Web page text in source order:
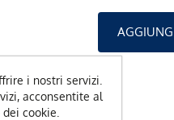
i nostri servizi.
acconsentite al
cookie.